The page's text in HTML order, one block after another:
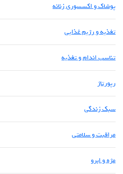
پوشاک و اکسسوری زنانه
تغذیه و رژیم غذایی
تناسب اندام و تغذیه
رپورتاژ
سبک زندگی
مراقبت و سلامتی
مژه و ابرو